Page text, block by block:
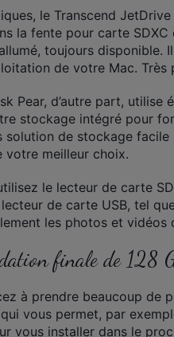
le Transcend
la fente pour carte
toujours
de votre Mac. Très
Pear, d’autre part, utilise
stockage intégré pour
solution de stockage
votre meilleur choix.
le lecteur de carte
de carte USB, tel
les photos et vidéos
finale de 128
à prendre beaucoup de
vous permet, par
vous installer dans le